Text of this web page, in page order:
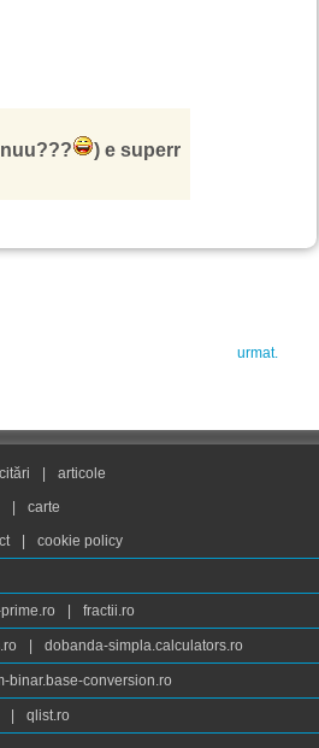
) e superr
urmat.
articole
carte
cookie policy
fractii.ro
dobanda-simpla.calculators.ro
binar.base-conversion.ro
qlist.ro